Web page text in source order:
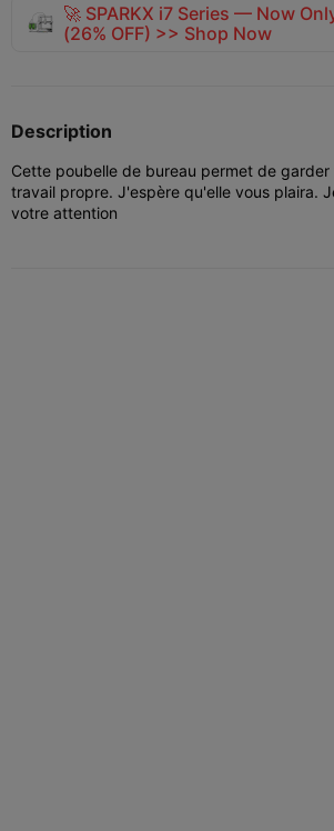
🚀 SPARKX i7 Series — Now
(26% OFF) >> Shop Now
Description
Cette poubelle de bureau permet de
travail propre. J'espère qu'elle vous plaira.
votre attention